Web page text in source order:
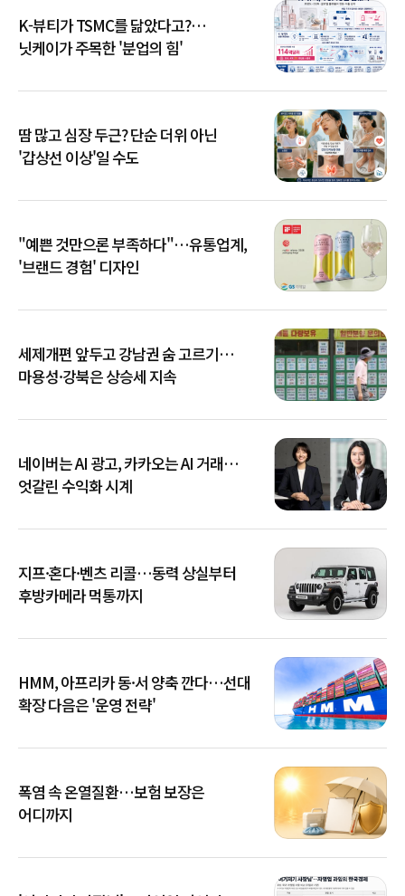
K-뷰티가 TSMC를 닮았다고?…
닛케이가 주목한 '분업의 힘'
땀 많고 심장 두근? 단순 더위 아닌
'갑상선 이상'일 수도
"예쁜 것만으론 부족하다"…유통업계,
'브랜드 경험' 디자인
세제개편 앞두고 강남권 숨 고르기…
마용성·강북은 상승세 지속
네이버는 AI 광고, 카카오는 AI 거래…
엇갈린 수익화 시계
지프·혼다·벤츠 리콜…동력 상실부터
후방카메라 먹통까지
HMM, 아프리카 동·서 양축 깐다…선대
확장 다음은 '운영 전략'
폭염 속 온열질환…보험 보장은
어디까지